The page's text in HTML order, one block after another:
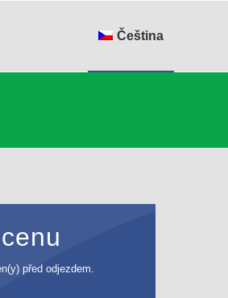
Čeština
před odjezdem.